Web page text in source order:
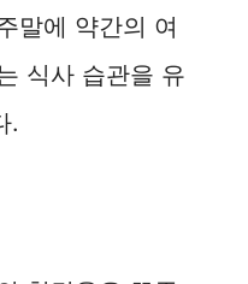
말에 약간의 여
식사 습관을 유
.